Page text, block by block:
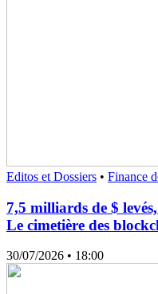
Editos et Dossiers • Finance
7,5 milliards de $
Le cimetière des
30/07/2026 • 18:00